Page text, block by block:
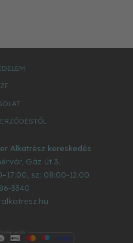
Alkatrész kereskedés
, Gáz út 3.
sz: 08:00-12:00
3340